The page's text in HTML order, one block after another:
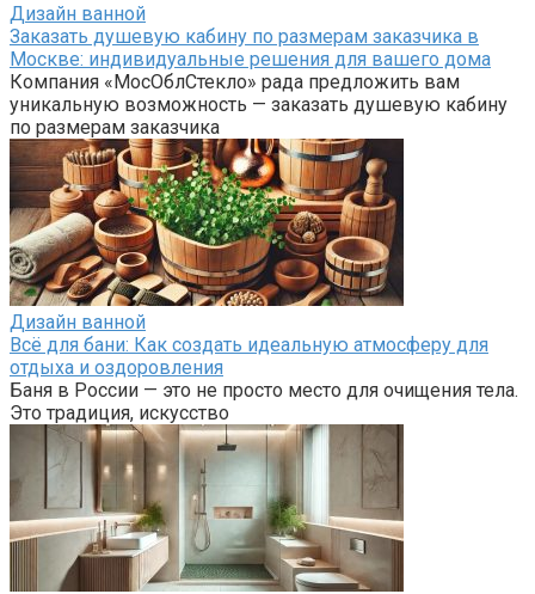
Дизайн ванной
Заказать душевую кабину по размерам заказчика в
Москве: индивидуальные решения для вашего дома
Компания «МосОблСтекло» рада предложить вам
уникальную возможность — заказать душевую кабину
по размерам заказчика
Дизайн ванной
Всё для бани: Как создать идеальную атмосферу для
отдыха и оздоровления
Баня в России — это не просто место для очищения тела.
Это традиция, искусство